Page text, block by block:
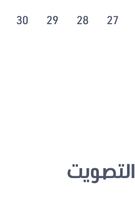
27
28
29
30
التصويت